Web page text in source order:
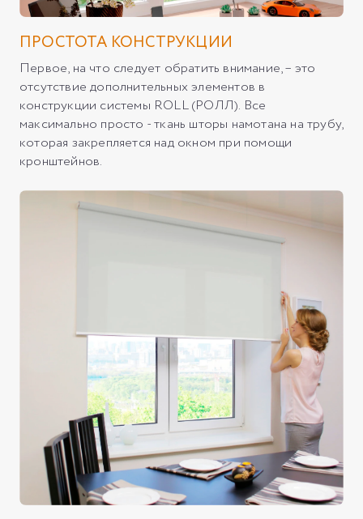
ПРОСТОТА КОНСТРУКЦИИ
Первое, на что следует обратить внимание, – это
отсутствие дополнительных элементов в
конструкции системы ROLL (РОЛЛ). Все
максимально просто - ткань шторы намотана на трубу,
которая закрепляется над окном при помощи
кронштейнов.